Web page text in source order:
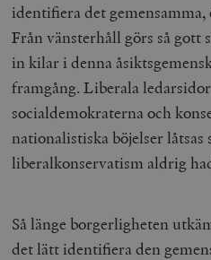
identifiera det
Från vänsterhåll görs så gott
in kilar i denna
framgång. Liberala
socialdemokraterna och
nationalistiska böjelser låtsas
liberalkonservatism aldrig
Så länge borgerligheten
det lätt identifiera den